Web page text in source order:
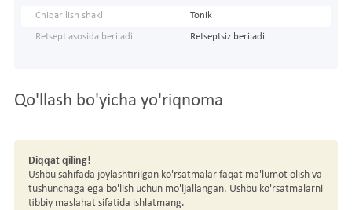
Chiqarilish shakli Tonik
Retsept asosida beriladi Retseptsiz beriladi
Qo'llash bo'yicha yo'riqnoma
Diqqat qiling!
Ushbu sahifada joylashtirilgan ko'rsatmalar faqat ma'lumot olish va
tushunchaga ega bo'lish uchun mo'ljallangan. Ushbu ko'rsatmalarni
tibbiy maslahat sifatida ishlatmang.